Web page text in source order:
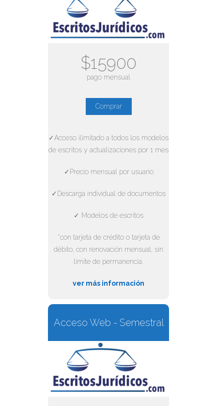
$15900
pago mensual
Comprar
✓Acceso ilimitado a todos los modelos
de escritos y actualizaciones por 1 mes
✓Precio mensual por usuario
✓Descarga individual de documentos
✓ Modelos de escritos
*con tarjeta de crédito o tarjeta de
débito, con renovación mensual, sin
límite de permanencia.
ver más información
Acceso Web - Semestral